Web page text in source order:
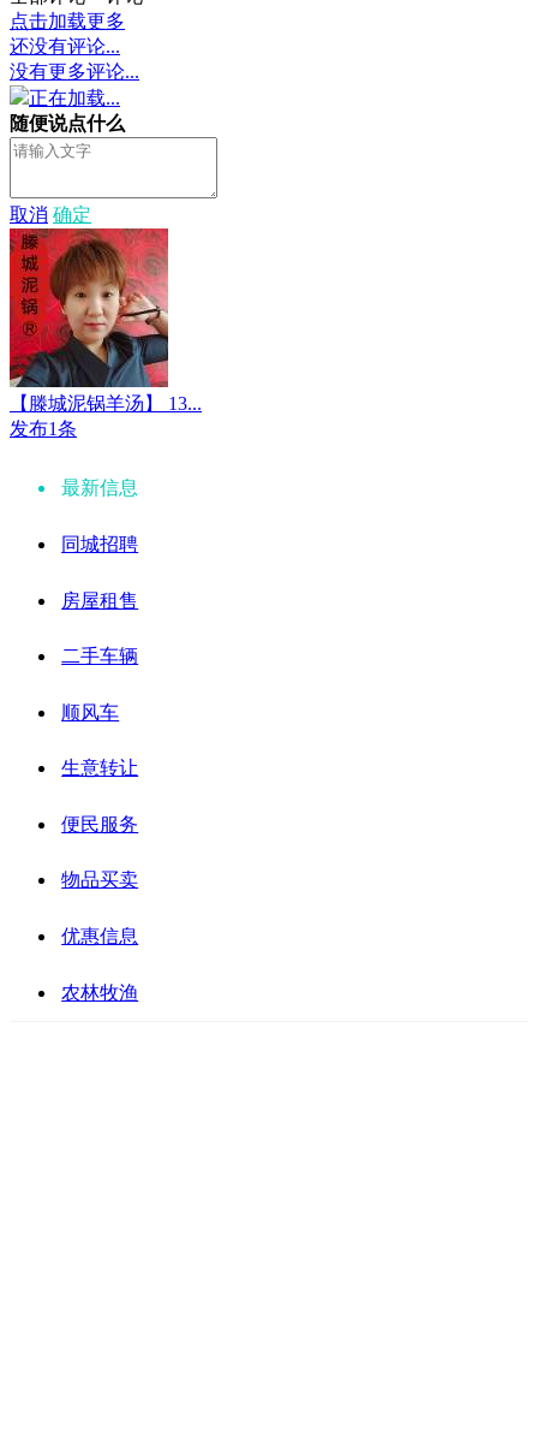
点击加载更多
还没有评论...
没有更多评论...
正在加载...
随便说点什么
取消 确定
【滕城泥锅羊汤】 13...
发布1条
最新信息
同城招聘
房屋租售
二手车辆
顺风车
生意转让
便民服务
物品买卖
优惠信息
农林牧渔